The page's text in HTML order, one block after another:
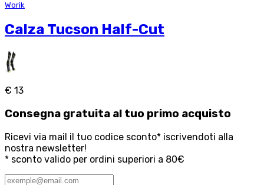
Worik
Calza Tucson Half-Cut
€ 13
Consegna gratuita al tuo primo acquisto
Ricevi via mail il tuo codice sconto* iscrivendoti alla
nostra newsletter!
* sconto valido per ordini superiori a 80€